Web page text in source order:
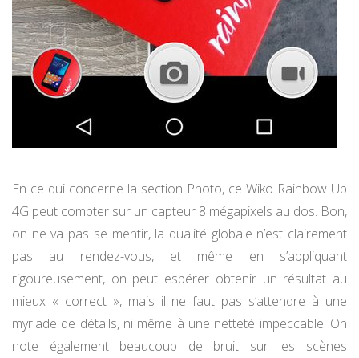
En ce qui concerne la section Photo, ce Wiko Rainbow Up
4G peut compter sur un capteur 8 mégapixels au dos. Bon,
on ne va pas se mentir, la qualité globale n’est clairement
pas au rendez-vous, et même en s’appliquant
rigoureusement, on peut espérer obtenir un résultat au
mieux « correct », mais il ne faut pas s’attendre à une
myriade de détails, ni même à une netteté impeccable. On
note également beaucoup de bruit sur les scènes